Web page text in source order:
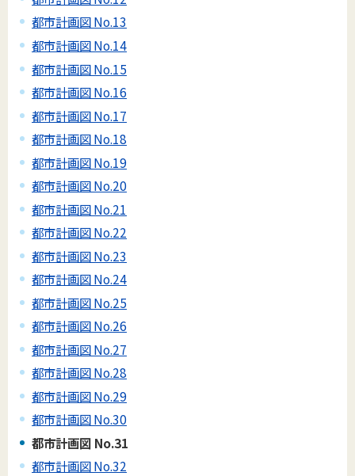
都市計画図 No.13
都市計画図 No.14
都市計画図 No.15
都市計画図 No.16
都市計画図 No.17
都市計画図 No.18
都市計画図 No.19
都市計画図 No.20
都市計画図 No.21
都市計画図 No.22
都市計画図 No.23
都市計画図 No.24
都市計画図 No.25
都市計画図 No.26
都市計画図 No.27
都市計画図 No.28
都市計画図 No.29
都市計画図 No.30
都市計画図 No.31
都市計画図 No.32